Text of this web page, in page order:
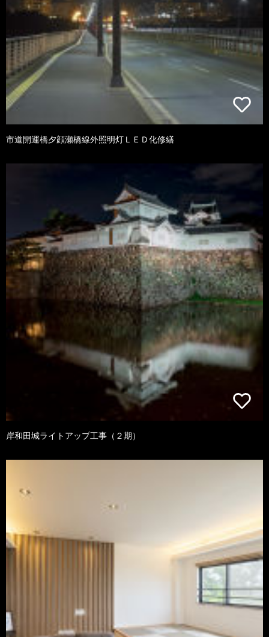
市道開運橋夕顔瀬橋線外照明灯ＬＥＤ化修繕
岸和田城ライトアップ工事（２期）